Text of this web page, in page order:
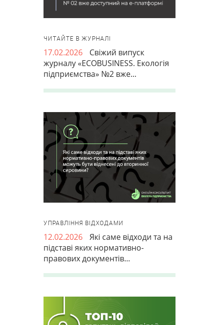
ЧИТАЙТЕ В ЖУРНАЛІ
17.02.2026
Свіжий випуск
журналу «ECOBUSINESS. Екологія
підприємства» №2 вже...
УПРАВЛІННЯ ВІДХОДАМИ
12.02.2026
Які саме відходи та на
підставі яких нормативно-
правових документів...